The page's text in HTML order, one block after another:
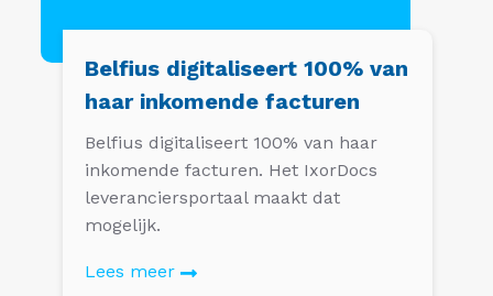
Belfius digitaliseert 100% van
haar inkomende facturen
Belfius digitaliseert 100% van haar
inkomende facturen. Het IxorDocs
leveranciersportaal maakt dat
mogelijk.
Lees meer